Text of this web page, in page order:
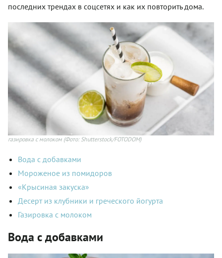
последних трендах в соцсетях и как их повторить дома.
газировка с молоком (Фото: Shutterstock/FOTODOM)
Вода с добавками
Мороженое из помидоров
«Крысиная закуска»
Десерт из клубники и греческого йогурта
Газировка с молоком
Вода с добавками